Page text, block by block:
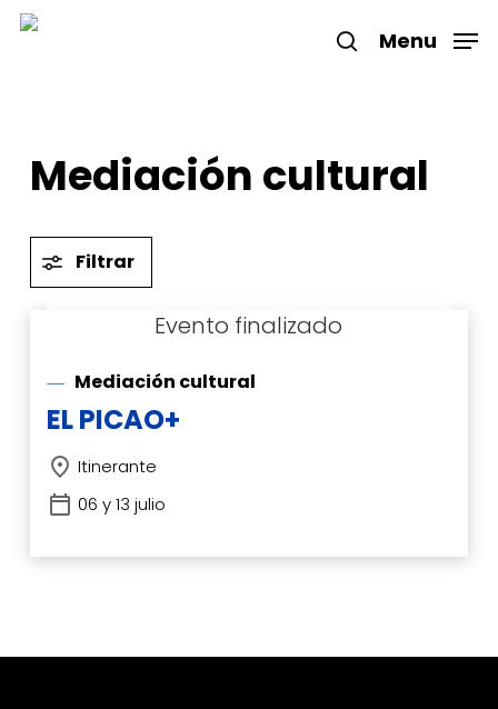
Skip
search
Menu
Mediación cultural
Filtrar
Mediación cultural
EL PICAO+
Itinerante
06 y 13 julio